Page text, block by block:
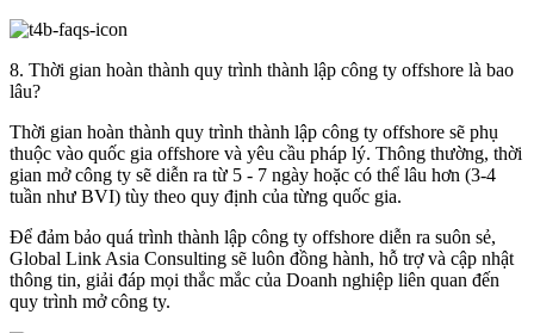
8. Thời gian hoàn thành quy trình thành lập công ty offshore là bao
lâu?
Thời gian hoàn thành quy trình thành lập công ty offshore sẽ phụ
thuộc vào quốc gia offshore và yêu cầu pháp lý. Thông thường, thời
gian mở công ty sẽ diễn ra từ 5 - 7 ngày hoặc có thể lâu hơn (3-4
tuần như BVI) tùy theo quy định của từng quốc gia.
Để đảm bảo quá trình thành lập công ty offshore diễn ra suôn sẻ,
Global Link Asia Consulting sẽ luôn đồng hành, hỗ trợ và cập nhật
thông tin, giải đáp mọi thắc mắc của Doanh nghiệp liên quan đến
quy trình mở công ty.